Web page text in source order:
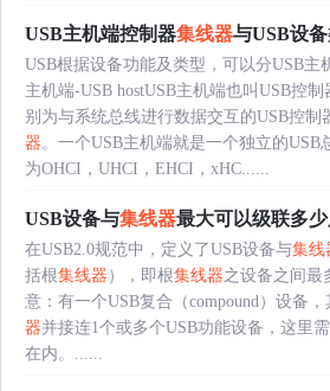
USB主机端控制器集线器与USB设
USB根据设备功能及类型，可以分USB主
主机端-USB hostUSB主机端也叫USB控
别为与系统总线进行数据交互的USB控制
器。一个USB主机端就是一个独立的USB
为OHCI，UHCI，EHCI，xHC......
USB设备与集线器最大可以级联多
在USB2.0规范中，定义了USB设备与集线
括根集线器 ），即根集线器之设备之间最
意：有一个USB复合（compound）设备
器并接连1个或多个USB功能设备，这里
在内。......